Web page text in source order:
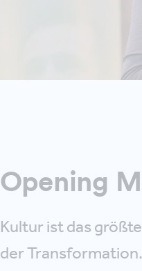
Opening
Kultur ist das
der